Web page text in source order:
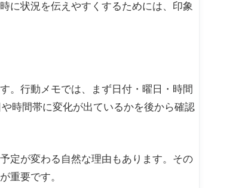
に状況を伝えやすくするためには、印象
。行動メモでは、まず日付・曜日・時間
時間帯に変化が出ているかを後から確認
定が変わる自然な理由もあります。その
重要です。